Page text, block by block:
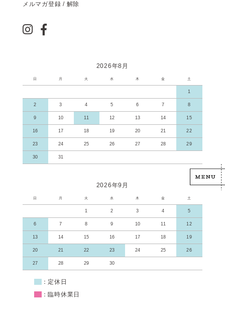
メルマガ登録 / 解除
2026年8月
日 月 火 水 木 金 土
1
2 3 4 5 6 7 8
9 10 11 12 13 14 15
16 17 18 19 20 21 22
23 24 25 26 27 28 29
30 31
2026年9月
日 月 火 水 木 金 土
1 2 3 4 5
6 7 8 9 10 11 12
13 14 15 16 17 18 19
20 21 22 23 24 25 26
27 28 29 30
：定休日
：臨時休業日